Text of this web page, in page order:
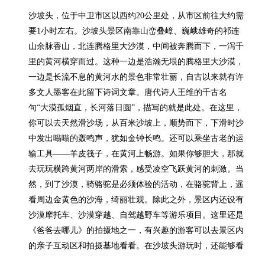
沙坡头，位于中卫市区以西约20公里处，从市区前往大约需
要1小时左右。沙坡头景区南靠山峦叠嶂、巍峨雄奇的祁连
山余脉香山，北连腾格里大沙漠，中间被奔腾而下，一泻千
里的黄河横穿而过。这种一边是浩瀚无垠的腾格里大沙漠，
一边是长流不息的黄河水的景色非常壮丽，自古以来就有许
多文人墨客在此留下诗词文章。唐代诗人王维的千古名
句“大漠孤烟直，长河落日圆”，描写的就是此处。在这里，
你可以去天然滑沙场，从百米沙坡上，顺势而下，下滑时沙
中发出嗡嗡的轰鸣声，犹如金钟长鸣。还可以乘坐古老的运
输工具——羊皮筏子，在黄河上畅游。如果你够胆大，那就
去玩玩横跨黄河两岸的滑索，感受凌空飞跃黄河的刺激。当
然，到了沙漠，骑骆驼是必须体验的活动，在骆驼背上，遥
看周边金黄色的沙海，绮丽壮观。除此之外，景区内还设有
沙漠摩托车、沙漠穿越、自驾越野车等游乐项目。这里还是
《爸爸去哪儿》的拍摄地之一，有兴趣的游客可以去景区内
的亲子互动区和拍摄基地看看。在沙坡头游玩时，还能够看